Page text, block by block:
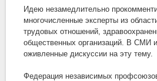
Идею незамедлительно
многочисленные эксперты из
трудовых отношений,
общественных организаций. В СМИ
оживленные дискуссии на эту тему.
Федерация независимых